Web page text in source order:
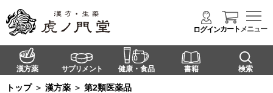
ログインカートメニュー
漢方薬 サプリメント 健康・食品 書籍 検索
トップ ＞ 漢方薬 ＞ 第2類医薬品